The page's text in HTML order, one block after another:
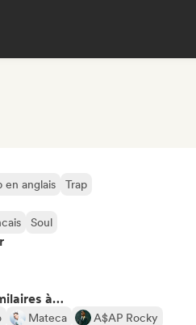
en anglais Trap
Soul
à…
Mateca
A$AP Rocky